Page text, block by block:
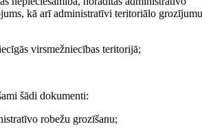
kā arī administratīvi teritoriālo grozījumu
virsmežniecības teritorijā;
šādi dokumenti:
robežu grozīšanu;